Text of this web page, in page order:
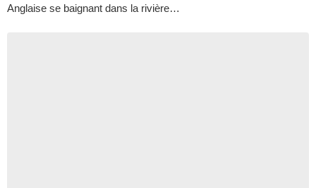
Anglaise se baignant dans la rivière…